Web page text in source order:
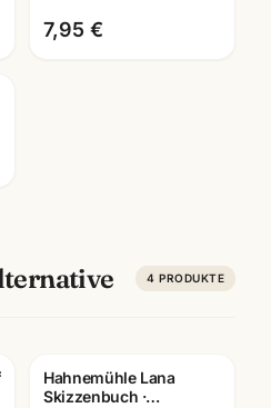
7,95 €
4 PRODUKTE
Hahnemühle Lana
Skizzenbuch ·